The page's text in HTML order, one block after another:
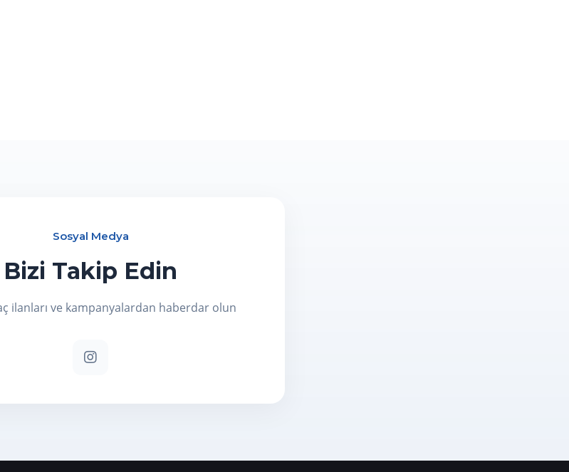
Sosyal Medya
Bizi Takip Edin
ilanları ve kampanyalardan haberdar olun